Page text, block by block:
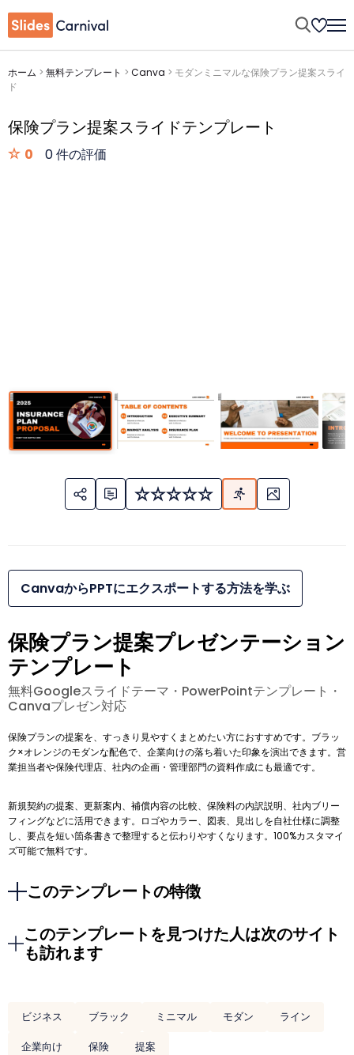
ホーム > 無料テンプレート > Canva > モダンミニマルな保険プラン提案スライ
ド
保険プラン提案スライドテンプレート
0 0 件の評価
CanvaからPPTにエクスポートする方法を学ぶ
保険プラン提案プレゼンテーション
テンプレート
無料Googleスライドテーマ・PowerPointテンプレート・
Canvaプレゼン対応
保険プランの提案を、すっきり見やすくまとめたい方におすすめです。ブラッ
ク×オレンジのモダンな配色で、企業向けの落ち着いた印象を演出できます。営
業担当者や保険代理店、社内の企画・管理部門の資料作成にも最適です。
新規契約の提案、更新案内、補償内容の比較、保険料の内訳説明、社内ブリー
フィングなどに活用できます。ロゴやカラー、図表、見出しを自社仕様に調整
し、要点を短い箇条書きで整理すると伝わりやすくなります。100%カスタマイ
ズ可能で無料です。
このテンプレートの特徴
このテンプレートを見つけた人は次のサイト
も訪れます
ビジネス ブラック ミニマル モダン
ライン
企業向け
保険 提案